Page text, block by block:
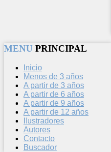
MENU PRINCIPAL
Inicio
Menos de 3 años
A partir de 3 años
A partir de 6 años
A partir de 9 años
A partir de 12 años
Ilustradores
Autores
Contacto
Buscador